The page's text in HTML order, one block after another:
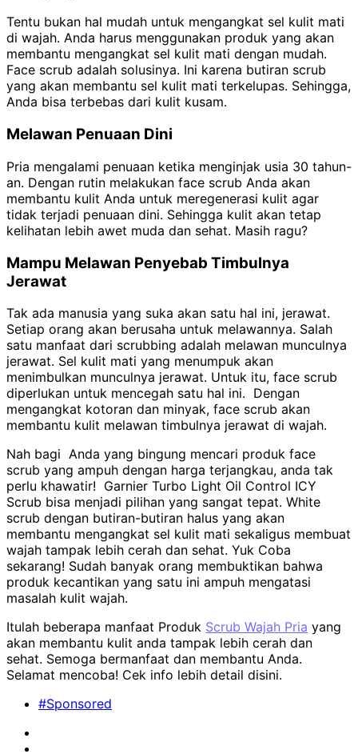
Tentu bukan hal mudah untuk mengangkat sel kulit mati
di wajah. Anda harus menggunakan produk yang akan
membantu mengangkat sel kulit mati dengan mudah.
Face scrub adalah solusinya. Ini karena butiran scrub
yang akan membantu sel kulit mati terkelupas. Sehingga,
Anda bisa terbebas dari kulit kusam.
Melawan Penuaan Dini
Pria mengalami penuaan ketika menginjak usia 30 tahun-
an. Dengan rutin melakukan face scrub Anda akan
membantu kulit Anda untuk meregenerasi kulit agar
tidak terjadi penuaan dini. Sehingga kulit akan tetap
kelihatan lebih awet muda dan sehat. Masih ragu?
Mampu Melawan Penyebab Timbulnya
Jerawat
Tak ada manusia yang suka akan satu hal ini, jerawat.
Setiap orang akan berusaha untuk melawannya. Salah
satu manfaat dari scrubbing adalah melawan munculnya
jerawat. Sel kulit mati yang menumpuk akan
menimbulkan munculnya jerawat. Untuk itu, face scrub
diperlukan untuk mencegah satu hal ini. Dengan
mengangkat kotoran dan minyak, face scrub akan
membantu kulit melawan timbulnya jerawat di wajah.
Nah bagi Anda yang bingung mencari produk face
scrub yang ampuh dengan harga terjangkau, anda tak
perlu khawatir! Garnier Turbo Light Oil Control ICY
Scrub bisa menjadi pilihan yang sangat tepat. White
scrub dengan butiran-butiran halus yang akan
membantu mengangkat sel kulit mati sekaligus membuat
wajah tampak lebih cerah dan sehat. Yuk Coba
sekarang! Sudah banyak orang membuktikan bahwa
produk kecantikan yang satu ini ampuh mengatasi
masalah kulit wajah.
Itulah beberapa manfaat Produk Scrub Wajah Pria yang
akan membantu kulit anda tampak lebih cerah dan
sehat. Semoga bermanfaat dan membantu Anda.
Selamat mencoba! Cek info lebih detail disini.
#Sponsored